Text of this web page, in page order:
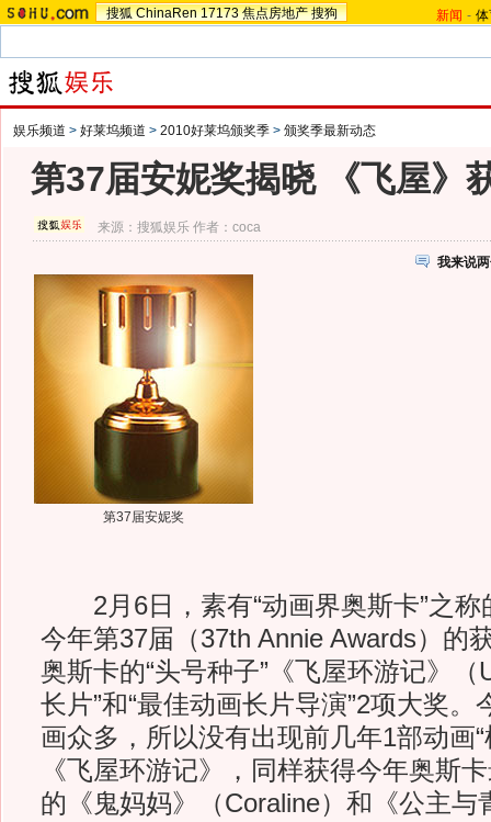
搜狐 ChinaRen 17173 焦点房地产 搜狗 新闻 -
娱乐频道 > 好莱坞频道 > 2010好莱坞颁奖季 > 颁奖季最新动态
第37届安妮奖揭晓 《飞屋》
来源：搜狐娱乐 作者：coca
我来说
第37届安妮奖
2月6日，素有“动画界奥斯卡”之称
今年第37届（37th Annie Awards）的
奥斯卡的“头号种子”《飞屋环游记》（
长片”和“最佳动画长片导演”2项大奖。
画众多，所以没有出现前几年1部动画
《飞屋环游记》，同样获得今年奥斯
的《鬼妈妈》（Coraline）和《公主与